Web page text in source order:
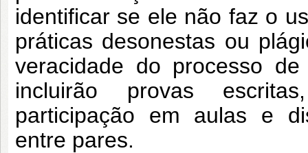
identificar se ele não faz o
práticas desonestas ou
veracidade do processo
incluirão provas
participação em aulas e
entre pares.